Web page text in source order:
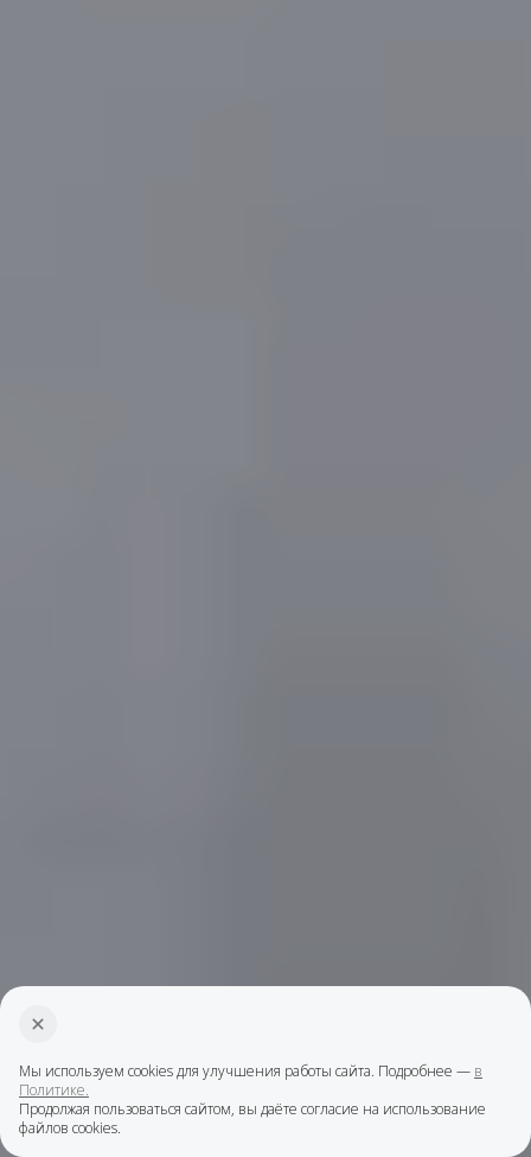
Мы используем cookies для улучшения работы сайта. Подробнее — в
Политике.
Продолжая пользоваться сайтом, вы даёте согласие на использование
файлов cookies.